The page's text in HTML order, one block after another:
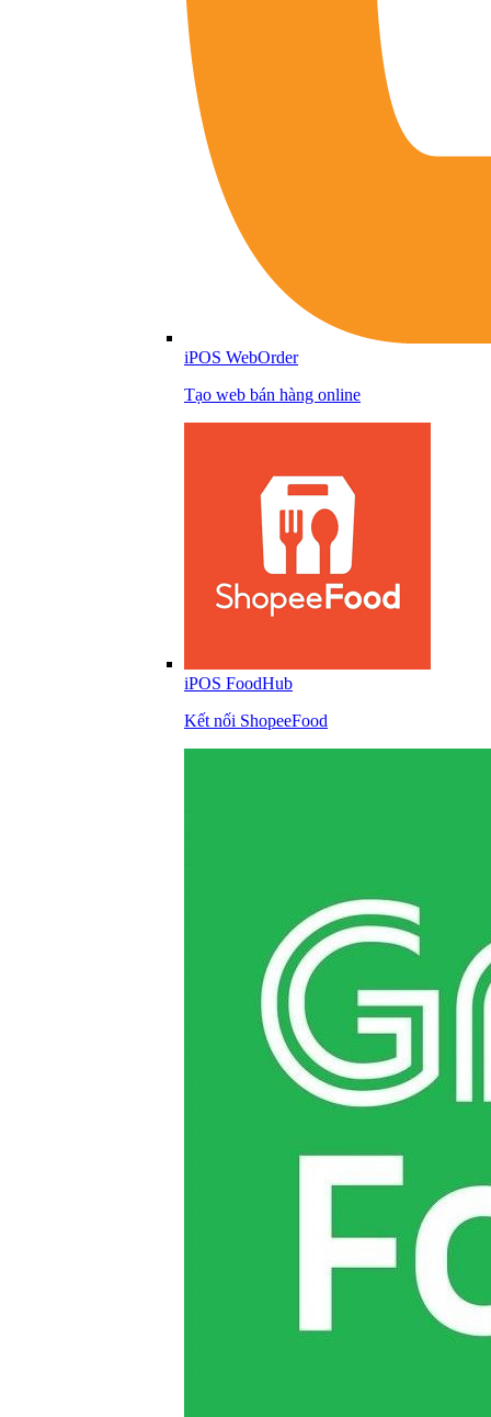
iPOS WebOrder
Tạo web bán hàng online
iPOS FoodHub
Kết nối ShopeeFood